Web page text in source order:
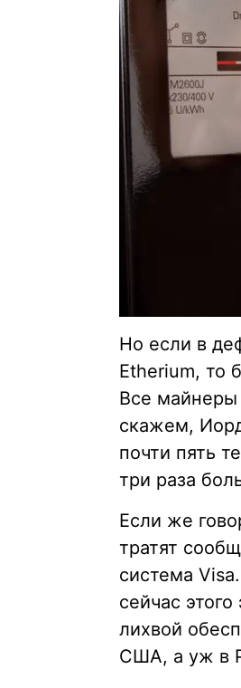
Но если в
Etherium, то
Все майнеры
скажем,
почти пять
три раза
Если же
тратят
система
сейчас
лихвой
США, а уж в